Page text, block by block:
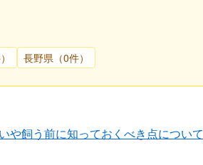
長野県（0件）
や飼う前に知っておくべき点について